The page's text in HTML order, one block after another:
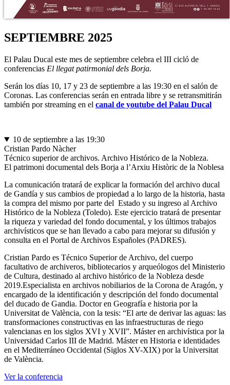
SEPTIEMBRE 2025
El Palau Ducal este mes de septiembre celebra el III cicló de
conferencias El llegat patirmonial dels Borja.
Serán los días 10, 17 y 23 de septiembre a las 19:30 en el salón de
Coronas. Las conferencias serán en entrada libre y se retransmitirán
también por streaming en el canal de youtube del Palau Ducal
10 de septiembre a las 19:30
Cristian Pardo Nàcher
Técnico superior de archivos. Archivo Histórico de la Nobleza.
El patrimoni documental dels Borja a l’Arxiu Històric de la Noblesa
La comunicación tratará de explicar la formación del archivo ducal
de Gandía y sus cambios de propiedad a lo largo de la historia, hasta
la compra del mismo por parte del Estado y su ingreso al Archivo
Histórico de la Nobleza (Toledo). Este ejercicio tratará de presentar
la riqueza y variedad del fondo documental, y los últimos trabajos
archivísticos que se han llevado a cabo para mejorar su difusión y
consulta en el Portal de Archivos Españoles (PADRES).
Cristian Pardo es Técnico Superior de Archivo, del cuerpo
facultativo de archiveros, bibliotecarios y arqueólogos del Ministerio
de Cultura, destinado al archivo histórico de la Nobleza desde
2019.Especialista en archivos nobiliarios de la Corona de Aragón, y
encargado de la identificación y descripción del fondo documental
del ducado de Gandia. Doctor en Geografía e historia por la
Universitat de València, con la tesis: “El arte de derivar las aguas: las
transformaciones constructivas en las infraestructuras de riego
valencianas en los siglos XVI y XVII”. Máster en archivística por la
Universidad Carlos III de Madrid. Máster en Historia e identidades
en el Mediterráneo Occidental (Siglos XV-XIX) por la Universitat
de València.
Ver la conferencia